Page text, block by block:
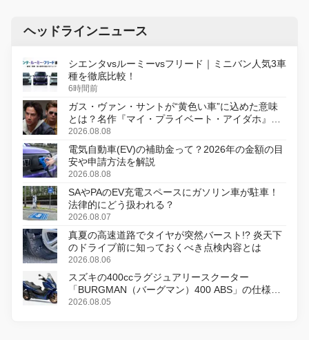
ヘッドラインニュース
シエンタvsルーミーvsフリード｜ミニバン人気3車
種を徹底比較！
6時間前
ガス・ヴァン・サントが“黄色い車”に込めた意味
とは？名作『マイ・プライベート・アイダホ』が
初のデジタルリマスター版で復活
2026.08.08
電気自動車(EV)の補助金って？2026年の金額の目
安や申請方法を解説
2026.08.08
SAやPAのEV充電スペースにガソリン車が駐車！
法律的にどう扱われる？
2026.08.07
真夏の高速道路でタイヤが突然バースト!? 炎天下
のドライブ前に知っておくべき点検内容とは
2026.08.06
スズキの400ccラグジュアリースクーター
「BURGMAN（バーグマン）400 ABS」の仕様を
変更し、8月18日に発売
2026.08.05